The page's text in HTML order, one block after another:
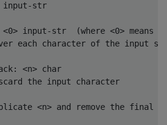
input-str
input-str  (where <0> means
each character of the input
<n> char
the input character
<n> and remove the final